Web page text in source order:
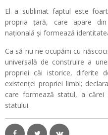
El a subliniat faptul este
propria țară, care apare
națională și formează
Ca să nu ne ocupăm cu
universală de construire a
propriei căi istorice, diferite
existenței propriei limbi;
care formează statul, a cărei
statului.